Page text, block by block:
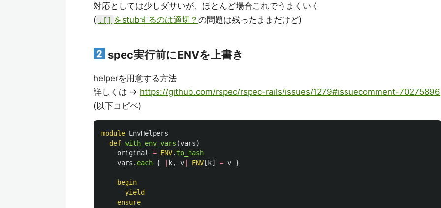
対応としては少しダサいが、ほとんど場合これでうまくいく
( .[] をstubするのは適切？ の問題は残ったままだけど)
spec実行前にENVを上書き
helperを用意する方法
詳しくは -> https://github.com/rspec/rspec-rails/issues/1279#issuecomment-70275896
(以下コピペ)
module EnvHelpers
def with_env_vars (vars)
original
= ENV. to_hash
vars . each { k, v ENV [ k] = v }
begin
yield
ensure